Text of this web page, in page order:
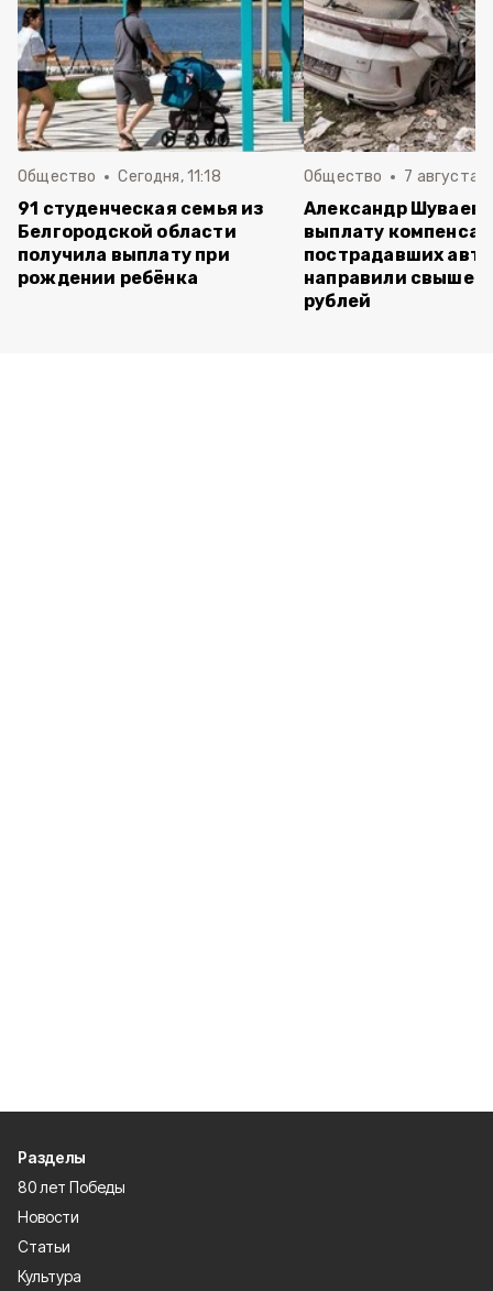
Общество Сегодня, 11:18
91 студенческая семья из
Белгородской области
получила выплату при
рождении ребёнка
Общество 7 августа ,
Александр Шуваев:
выплату
пострадавших
направили свыше
рублей
Разделы
80 лет Победы
Новости
Статьи
Культура